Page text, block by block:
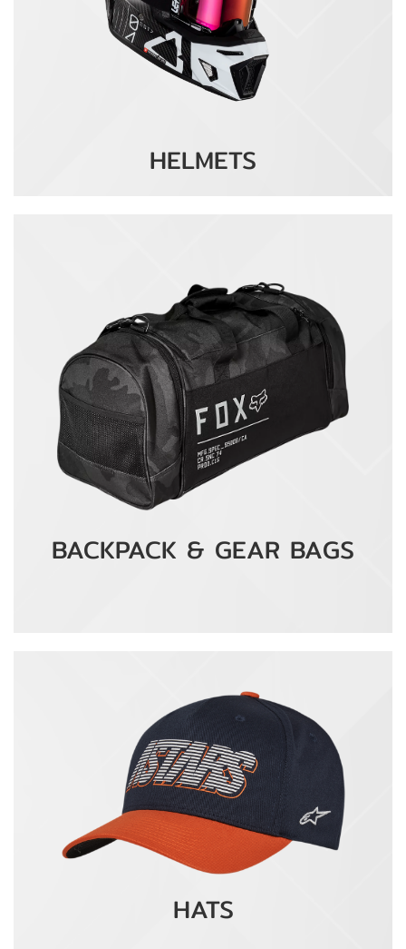
HELMETS
BACKPACK & GEAR BAGS
HATS